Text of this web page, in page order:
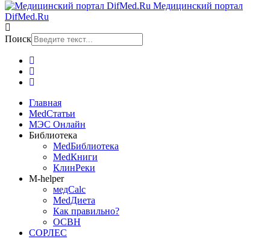
Медицинский портал
DifMed.Ru
Поиск
Главная
MedСтатьи
МЭС Онлайн
Библиотека
MedБиблиотека
MedКниги
КлинРеки
M-helper
медCalc
MedДиета
Как правильно?
ОСВН
СОРЛЕС